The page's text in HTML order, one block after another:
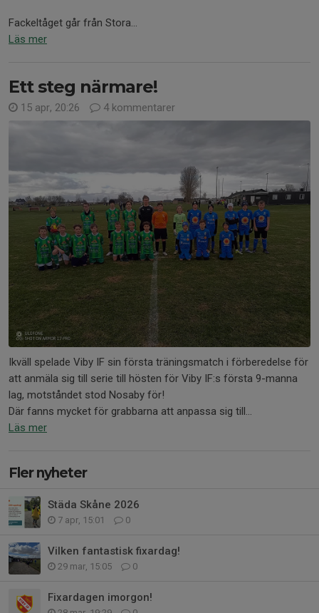
Fackeltåget går från Stora...
Läs mer
Ett steg närmare!
15 apr, 20:26 4 kommentarer
Ikväll spelade Viby IF sin första träningsmatch i förberedelse för
att anmäla sig till serie till hösten för Viby IF:s första 9-manna
lag, motståndet stod Nosaby för!
Där fanns mycket för grabbarna att anpassa sig till...
Läs mer
Fler nyheter
Städa Skåne 2026
7 apr, 15:01 0
Vilken fantastisk fixardag!
29 mar, 15:05 0
Fixardagen imorgon!